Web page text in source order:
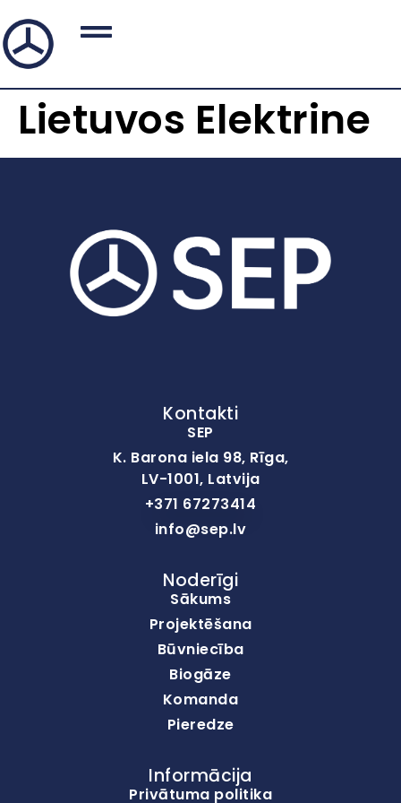
Lietuvos Elektrine
Kontakti
SEP
K. Barona iela 98, Rīga,
LV-1001, Latvija
+371 67273414
info@sep.lv
Noderīgi
Sākums
Projektēšana
Būvniecība
Biogāze
Komanda
Pieredze
Informācija
Privātuma politika